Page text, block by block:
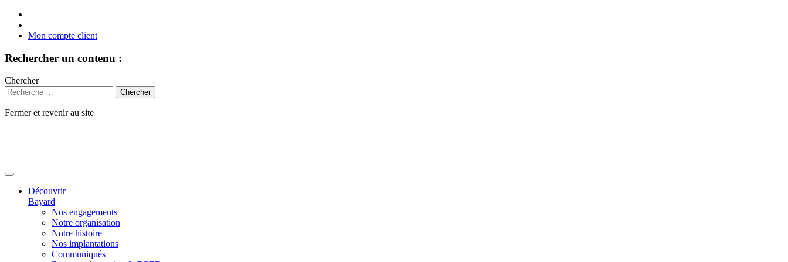
Mon compte client
Rechercher un contenu :
Chercher
Fermer et revenir au site
Découvrir
Bayard
Nos engagements
Notre organisation
Notre histoire
Nos implantations
Communiqués